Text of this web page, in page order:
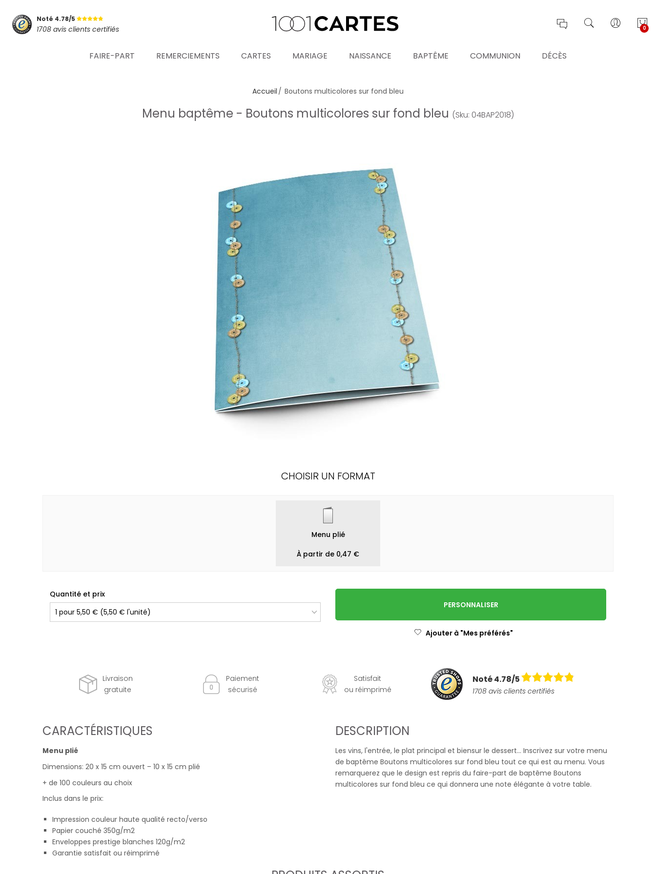
Noté 4.78/5
1708 avis clients certifiés 0
FAIRE-PART REMERCIEMENTS CARTES MARIAGE NAISSANCE BAPTÊME COMMUNION DÉCÈS
Mot de passe oublié ?
Accueil Boutons multicolores sur fond bleu
Menu baptême - Boutons multicolores sur fond bleu (Sku: 04BAP2018)
CHOISIR UN FORMAT
Menu plié
À partir de 0,47 €
Quantité et prix
PERSONNALISER
Ajouter à "Mes préférés"
Livraison
gratuite
Paiement
sécurisé
Satisfait
ou réimprimé
Noté 4.78/5
1708 avis clients certifiés
CARACTÉRISTIQUES
Menu plié
Dimensions: 20 x 15 cm ouvert – 10 x 15 cm plié
+ de 100 couleurs au choix
Inclus dans le prix:
Impression couleur haute qualité recto/verso
Papier couché 350g/m2
Enveloppes prestige blanches 120g/m2
Garantie satisfait ou réimprimé
DESCRIPTION
Les vins, l'entrée, le plat principal et biensur le dessert... Inscrivez sur votre menu
de baptême Boutons multicolores sur fond bleu tout ce qui est au menu. Vous
remarquerez que le design est repris du faire-part de baptême Boutons
multicolores sur fond bleu ce qui donnera une note élégante à votre table.